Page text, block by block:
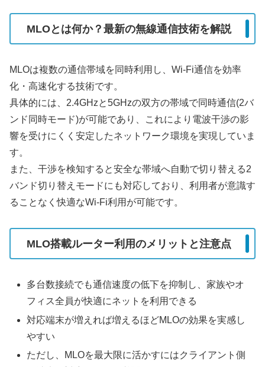
MLOとは何か？最新の無線通信技術を解説
MLOは複数の通信帯域を同時利用し、Wi-Fi通信を効率
化・高速化する技術です。
具体的には、2.4GHzと5GHzの双方の帯域で同時通信(2バ
ンド同時モード)が可能であり、これにより電波干渉の影
響を受けにくく安定したネットワーク環境を実現していま
す。
また、干渉を検知すると安全な帯域へ自動で切り替える2
バンド切り替えモードにも対応しており、利用者が意識す
ることなく快適なWi-Fi利用が可能です。
MLO搭載ルーター利用のメリットと注意点
多台数接続でも通信速度の低下を抑制し、家族やオ
フィス全員が快適にネットを利用できる
対応端末が増えれば増えるほどMLOの効果を実感し
やすい
ただし、MLOを最大限に活かすにはクライアント側